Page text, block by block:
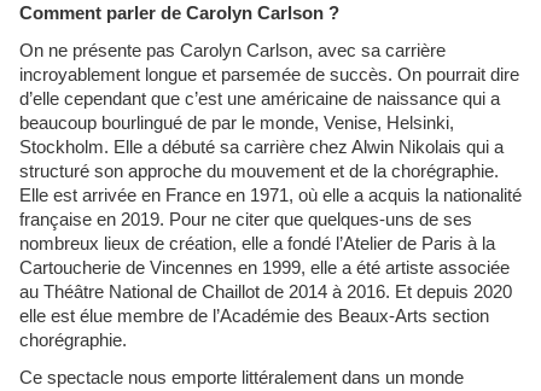
Comment parler de Carolyn Carlson ?
On ne présente pas Carolyn Carlson, avec sa carrière
incroyablement longue et parsemée de succès. On pourrait dire
d’elle cependant que c’est une américaine de naissance qui a
beaucoup bourlingué de par le monde, Venise, Helsinki,
Stockholm. Elle a débuté sa carrière chez Alwin Nikolais qui a
structuré son approche du mouvement et de la chorégraphie.
Elle est arrivée en France en 1971, où elle a acquis la nationalité
française en 2019. Pour ne citer que quelques-uns de ses
nombreux lieux de création, elle a fondé l’Atelier de Paris à la
Cartoucherie de Vincennes en 1999, elle a été artiste associée
au Théâtre National de Chaillot de 2014 à 2016. Et depuis 2020
elle est élue membre de l’Académie des Beaux-Arts section
chorégraphie.
Ce spectacle nous emporte littéralement dans un monde